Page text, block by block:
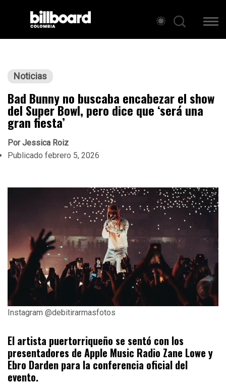
Noticias
Bad Bunny no buscaba encabezar el show
del Super Bowl, pero dice que ‘será una
gran fiesta’
PorJessica Roiz
Publicado febrero 5, 2026
Instagram @debitirarmasfotos
El artista puertorriqueño se sentó con los
presentadores de Apple Music Radio Zane Lowe y
Ebro Darden para la conferencia oficial del
evento.